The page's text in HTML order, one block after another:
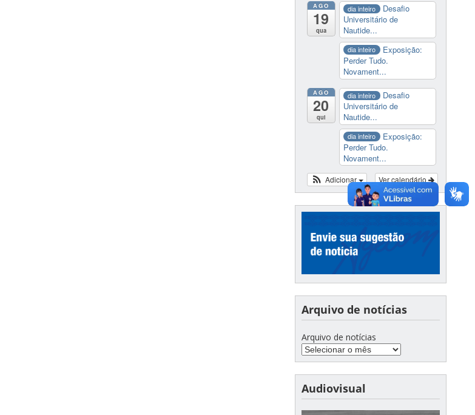
AGO
19
qua
dia inteiro
Desafio
Universitário de
Nautide...
dia inteiro
Exposição:
Perder Tudo.
Novament...
AGO
20
qui
dia inteiro
Desafio
Universitário de
Nautide...
dia inteiro
Exposição:
Perder Tudo.
Novament...
Ver calendário
Adicionar
Arquivo de notícias
Arquivo de notícias
Audiovisual